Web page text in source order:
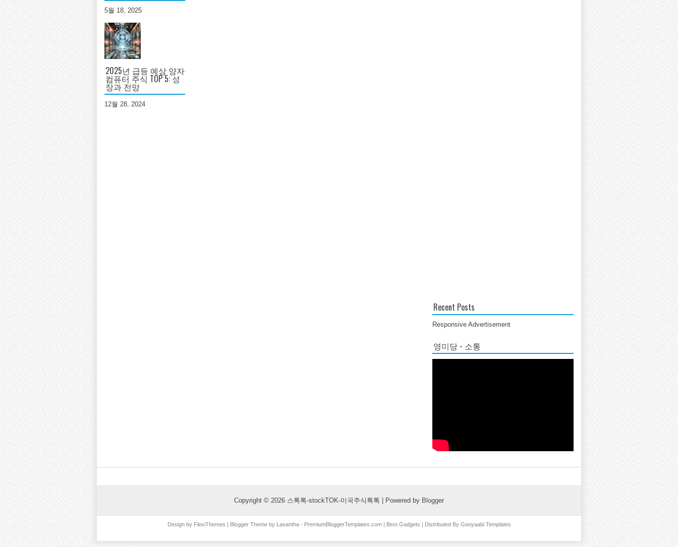
5월 18, 2025
2025년 급등 예상 양자
컴퓨터 주식 TOP 5: 성
장과 전망
12월 28, 2024
Recent Posts
Responsive Advertisement
영미당 - 소통
Copyright © 2026 스톡톡-stockTOK-미국주식톡톡 | Powered by Blogger
Design by FlexiThemes | Blogger Theme by Lasantha- PremiumBloggerTemplates.com| Best Gadgets | Distributed By Gooyaabi Templates